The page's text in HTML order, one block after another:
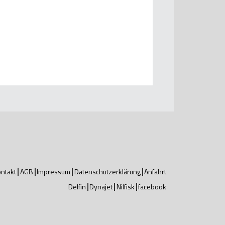
AGB Impressum Datenschutzerklärung Anfahrt
Delfin Dynajet Nilfisk facebook